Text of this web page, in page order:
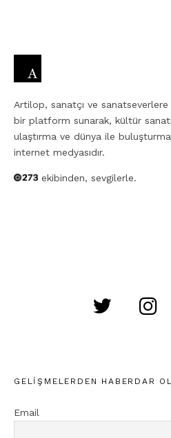
Artilop, sanatçı ve
bir platform sunarak, kültür
ulaştırma ve dünya ile
internet medyasıdır.
ekibinden, sevgilerle.
GELIŞMELERDEN HABERDAR
Email